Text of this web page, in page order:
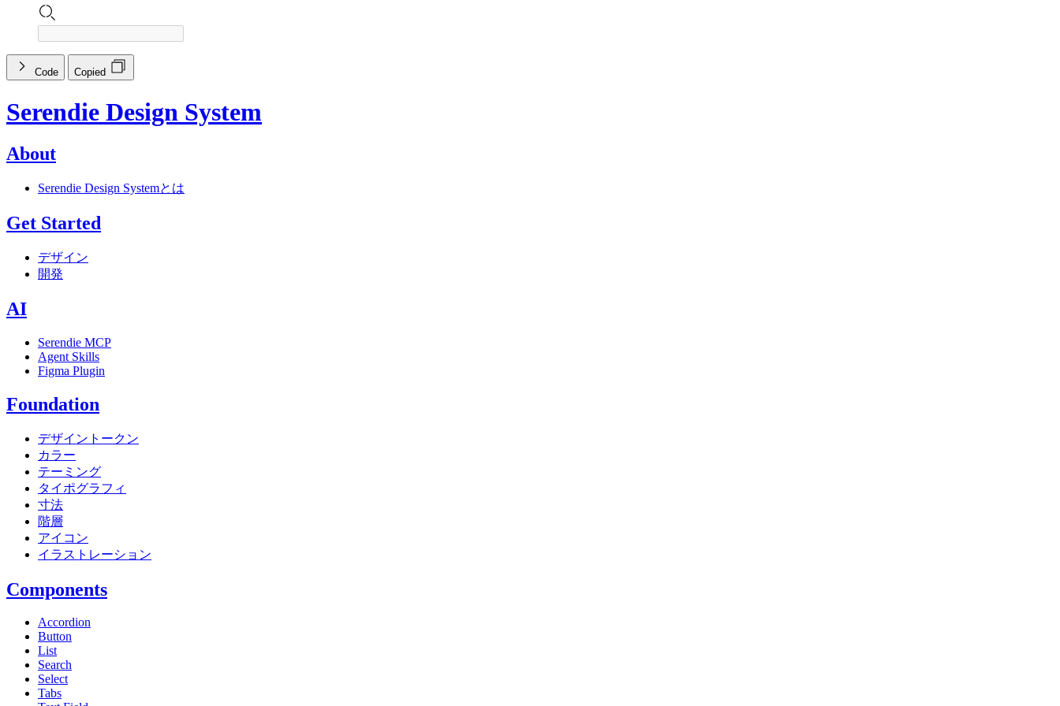
Code Copied
Serendie Design System
About
Serendie Design Systemとは
Get Started
デザイン
開発
AI
Serendie MCP
Agent Skills
Figma Plugin
Foundation
デザイントークン
カラー
テーミング
タイポグラフィ
寸法
階層
アイコン
イラストレーション
Components
Accordion
Button
List
Search
Select
Tabs